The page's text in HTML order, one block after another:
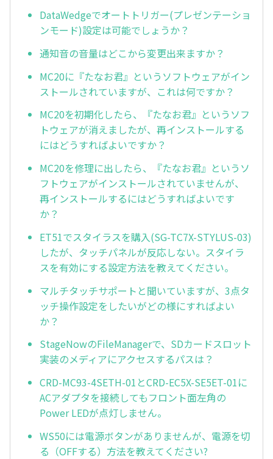
DataWedgeでオートトリガー(プレゼンテーショ
ンモード)設定は可能でしょうか？
通知音の音量はどこから変更出来ますか？
MC20に『たなお君』というソフトウェアがイン
ストールされていますが、これは何ですか？
MC20を初期化したら、『たなお君』というソフ
トウェアが消えましたが、再インストールする
にはどうすればよいですか？
MC20を修理に出したら、『たなお君』というソ
フトウェアがインストールされていませんが、
再インストールするにはどうすればよいです
か？
ET51でスタイラスを購入(SG-TC7X-STYLUS-03)
したが、タッチパネルが反応しない。スタイラ
スを有効にする設定方法を教えてください。
マルチタッチサポートと聞いていますが、3点タ
ッチ操作設定をしたいがどの様にすればよい
か？
StageNowのFileManagerで、SDカードスロット
実装のメディアにアクセスするパスは？
CRD-MC93-4SETH-01とCRD-EC5X-SE5ET-01に
ACアダプタを接続してもフロント面左角の
Power LEDが点灯しません。
WS50には電源ボタンがありませんが、電源を切
る（OFFする）方法を教えてください?